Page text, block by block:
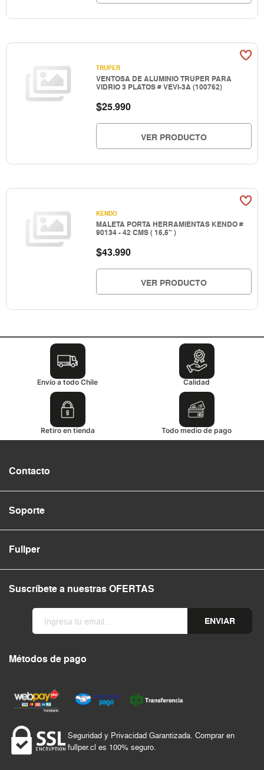
TRUPER
VENTOSA DE ALUMINIO TRUPER PARA
VIDRIO 3 PLATOS # VEVI-3A (100762)
$25.990
VER PRODUCTO
KENDO
MALETA PORTA HERRAMIENTAS KENDO #
90134 - 42 CMS ( 16,5" )
$43.990
VER PRODUCTO
Envío a todo Chile Calidad
Retiro en tienda Todo medio de pago
Contacto
Soporte
Fullper
Suscríbete a nuestras OFERTAS
ENVIAR
Métodos de pago
Seguridad y Privacidad Garantizada. Comprar en
fullper.cl es 100% seguro.